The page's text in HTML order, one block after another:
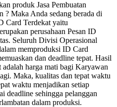
produk Jasa Pembuatan
Maka Anda sedang berada di
Card Terdekat yaitu
perusahaan Pesan ID
Seluruh Divisi Operasional
memproduksi ID Card
dan deadline tepat. Hasil
harga mati bagi Karyawan
Maka, kualitas dan tepat waktu
waktu menjadikan setiap
deadline sehingga pelanggan
dalam produksi.